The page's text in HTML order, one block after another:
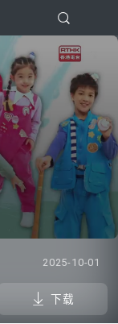
2025-10-01
下载